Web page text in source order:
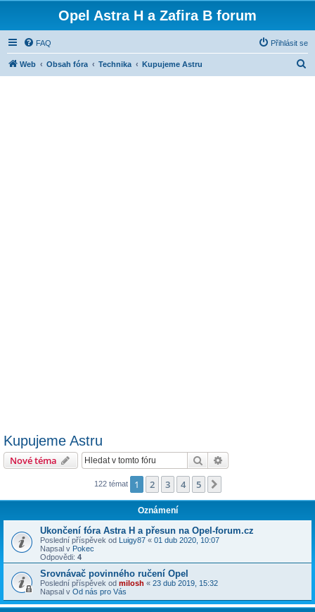
Opel Astra H a Zafira B forum
FAQ Přihlásit se
Web Obsah fóra Technika Kupujeme Astru
Kupujeme Astru
Nové téma Hledat
122 témat 1 2 3 4 5
Oznámení
Ukončení fóra Astra H a přesun na Opel-forum.cz
Poslední příspěvek od Luigy87 « 01 dub 2020, 10:07
Napsal v Pokec
Odpovědi: 4
Srovnávač povinného ručení Opel
Poslední příspěvek od milosh « 23 dub 2019, 15:32
Napsal v Od nás pro Vás